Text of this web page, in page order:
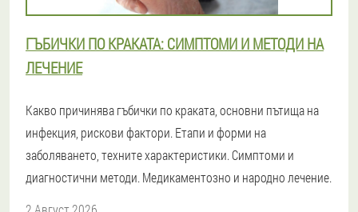
ГЪБИЧКИ ПО КРАКАТА: СИМПТОМИ И МЕТОДИ НА
ЛЕЧЕНИЕ
Какво причинява гъбички по краката, основни пътища на
инфекция, рискови фактори. Етапи и форми на
заболяването, техните характеристики. Симптоми и
диагностични методи. Медикаментозно и народно лечение.